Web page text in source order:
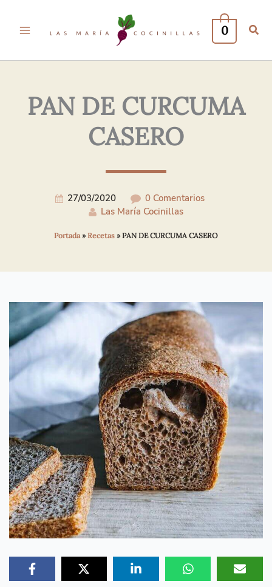
0
PAN DE CURCUMA
CASERO
27/03/2020
0 Comentarios
Las María Cocinillas
Portada»Recetas »PAN DE CURCUMA CASERO
Electrónico*